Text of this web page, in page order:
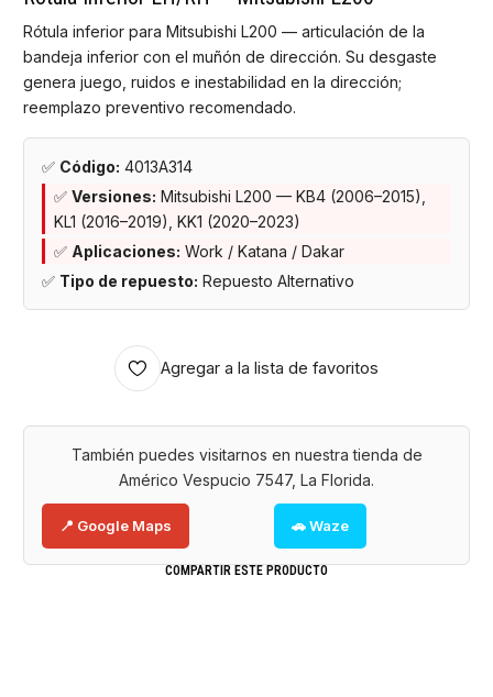
Rótula inferior para Mitsubishi L200 — articulación de la
bandeja inferior con el muñón de dirección. Su desgaste
genera juego, ruidos e inestabilidad en la dirección;
reemplazo preventivo recomendado.
✅ Código: 4013A314
✅ Versiones: Mitsubishi L200 — KB4 (2006–2015),
KL1 (2016–2019), KK1 (2020–2023)
✅ Aplicaciones: Work / Katana / Dakar
✅ Tipo de repuesto: Repuesto Alternativo
Agregar a la lista de favoritos
También puedes visitarnos en nuestra tienda de
Américo Vespucio 7547, La Florida.
📍 Google Maps 🚗 Waze
COMPARTIR ESTE PRODUCTO